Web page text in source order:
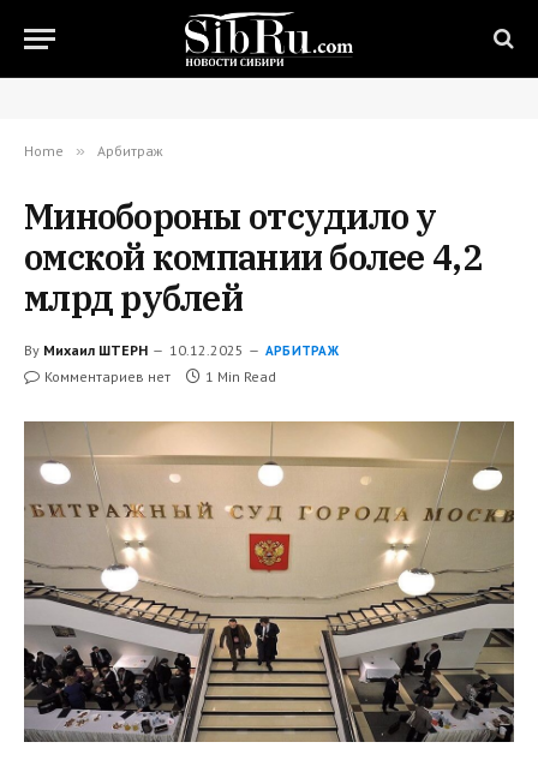
Home » Арбитраж
Минобороны отсудило у
омской компании более 4,2
млрд рублей
By Михаил ШТЕРН 10.12.2025 АРБИТРАЖ
Комментариев нет 1 Min Read